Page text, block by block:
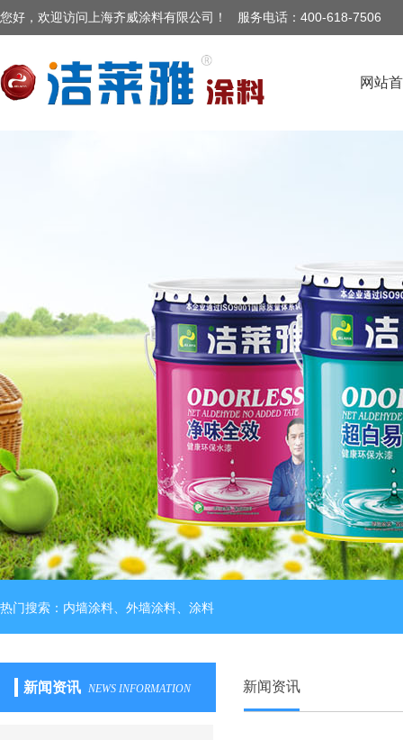
您好，欢迎访问上海齐威涂料有限公司 ！ 服务电话：400-618-7506
网站
热门搜索：内墙涂料、外墙涂料、涂料
新闻资讯 NEWS INFORMATION 新闻资讯